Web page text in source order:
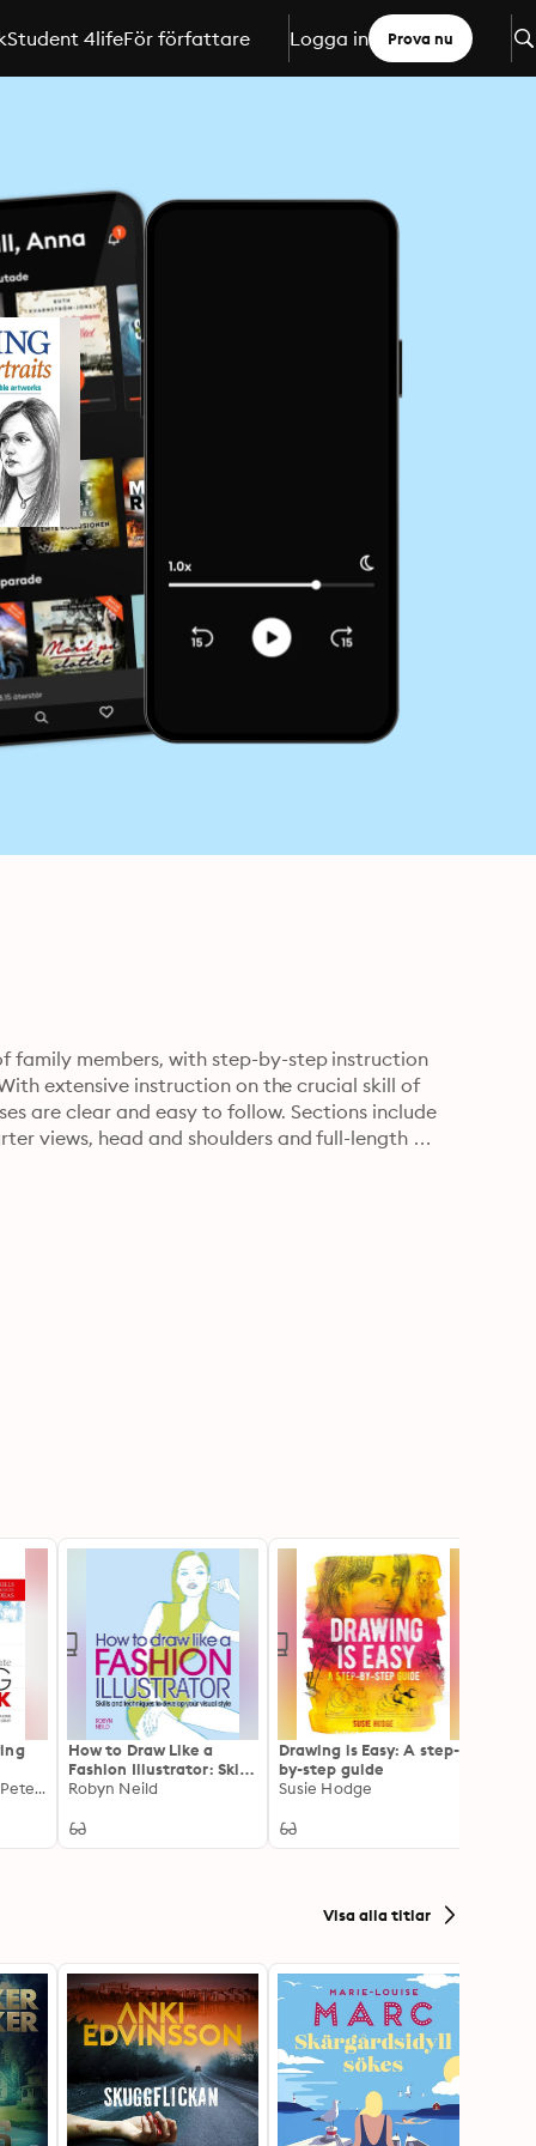
Student 4lifeFör författare Logga in Prova nu
family members, with step-by-step instruction
extensive instruction on the crucial skill of
are clear and easy to follow. Sections include
views, head and shoulders and full-length
Barrington Barber, Peter Gray
How to Draw Like a
Fashion Illustrator: Skills
and techniques to
Robyn Neild
Drawing is Easy: A step-
by-step guide
Susie Hodge
Visa alla titlar